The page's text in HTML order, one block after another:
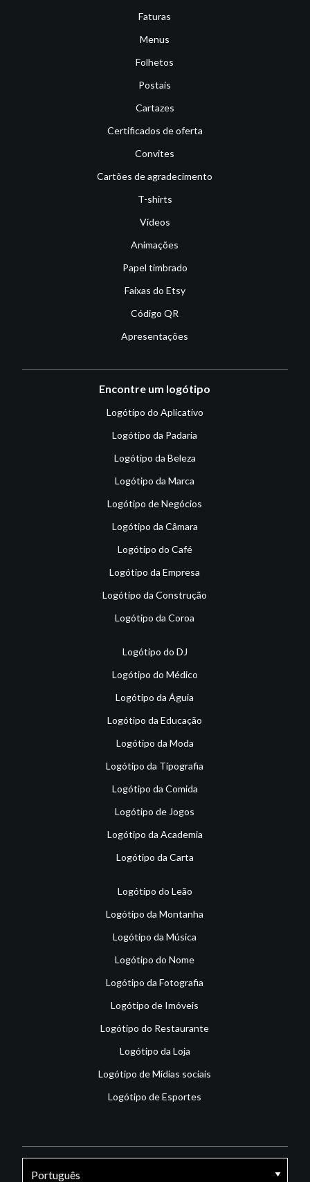
Faturas
Menus
Folhetos
Postais
Cartazes
Certificados de oferta
Convites
Cartões de agradecimento
T-shirts
Vídeos
Animações
Papel timbrado
Faixas do Etsy
Código QR
Apresentações
Encontre um logótipo
Logótipo do Aplicativo
Logótipo da Padaria
Logótipo da Beleza
Logótipo da Marca
Logótipo de Negócios
Logótipo da Câmara
Logótipo do Café
Logótipo da Empresa
Logótipo da Construção
Logótipo da Coroa
Logótipo do DJ
Logótipo do Médico
Logótipo da Águia
Logótipo da Educação
Logótipo da Moda
Logótipo da Tipografia
Logótipo da Comida
Logótipo de Jogos
Logótipo da Academia
Logótipo da Carta
Logótipo do Leão
Logótipo da Montanha
Logótipo da Música
Logótipo do Nome
Logótipo da Fotografia
Logótipo de Imóveis
Logótipo do Restaurante
Logótipo da Loja
Logótipo de Mídias sociais
Logótipo de Esportes